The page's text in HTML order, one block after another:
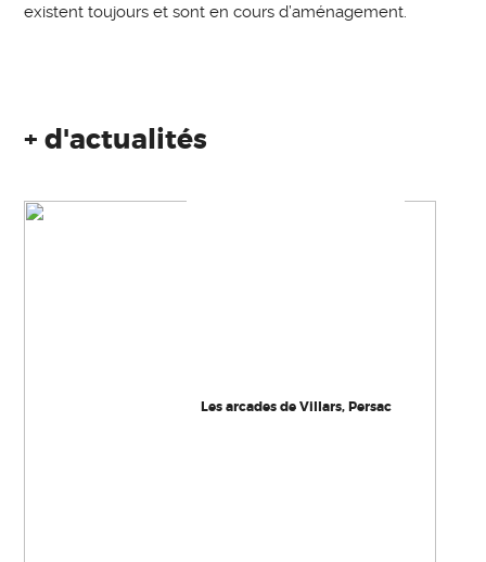
existent toujours et sont en cours d’aménagement.
+ d'actualités
Les arcades de Villars, Persac